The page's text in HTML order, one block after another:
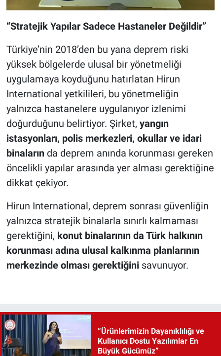
“Stratejik Yapılar Sadece Hastaneler Değildir”
Türkiye’nin 2018’den bu yana deprem riski
yüksek bölgelerde ulusal bir yönetmeliği
uygulamaya koyduğunu hatırlatan Hirun
International yetkilileri, bu yönetmeliğin
yalnızca hastanelere uygulanıyor izlenimi
doğurduğunu belirtiyor. Şirket, yangın
istasyonları, polis merkezleri, okullar ve idari
binalarında deprem anında korunması gereken
öncelikli yapılar arasında yer alması gerektiğine
dikkat çekiyor.
Hirun International, deprem sonrası güvenliğin
yalnızca stratejik binalarla sınırlı kalmaması
gerektiğini, konut binalarının da Türk halkının
korunması adına ulusal kalkınma planlarının
merkezinde olması gerektiğinisavunuyor.
“Ürünlerimizin Dayanıklılığı ve
Kullanıcı Dostu Yazılımlar En
Büyük Gücümüz”